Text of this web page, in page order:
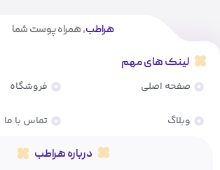
هراطب، همراه پوست شما
لینک های مهم
صفحه اصلی
وبلاگ
فروشگاه
تماس با ما
درباره هراطب